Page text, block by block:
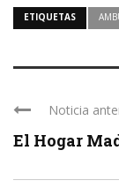
ETIQUETAS
Noticia
El Hogar